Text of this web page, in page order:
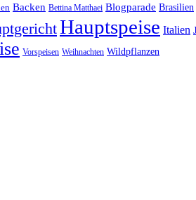
Backen Bettina Matthaei Blogparade Brasilien
Hauptspeise Italien
Vorspeisen Weihnachten Wildpflanzen